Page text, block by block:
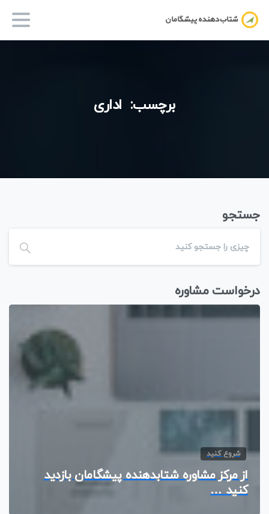
برچسب: اداری
جستجو
درخواست مشاوره
شروع کنید
از مرکز مشاوره شتابدهنده پیشگامان بازدید
کنید …